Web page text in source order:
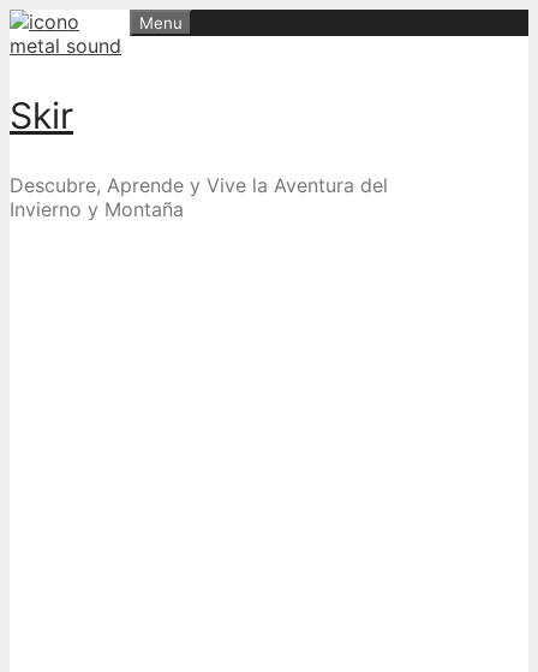
Skip
to
Skir
Descubre, Aprende y Vive la Aventura del
Invierno y Montaña
Menu